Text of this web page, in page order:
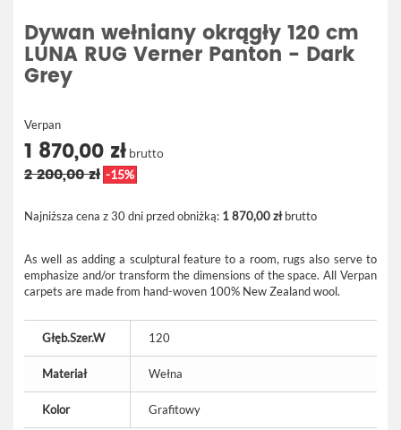
Dywan wełniany okrągły 120 cm
LUNA RUG Verner Panton - Dark
Grey
Verpan
1 870,00 zł brutto
2 200,00 zł -15%
Najniższa cena z 30 dni przed obniżką: 1 870,00 złbrutto
As well as adding a sculptural feature to a room, rugs also serve to
emphasize and/or transform the dimensions of the space. All Verpan
carpets are made from hand-woven 100% New Zealand wool.
Głęb.Szer.W 120
Materiał Wełna
Kolor Grafitowy